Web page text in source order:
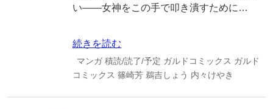
い――女神をこの手で叩き潰すために…
続きを読む
マンガ 積読/読了/予定 ガルドコミックス ガルド
コミックス 篠崎芳 鵜吉しょう 内々けやき